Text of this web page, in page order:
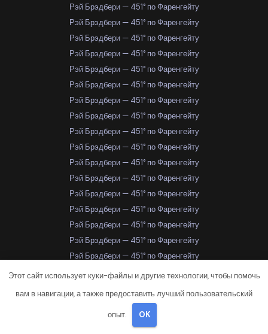
Рэй Брэдбери — 451° по Фаренгейту
Рэй Брэдбери — 451° по Фаренгейту
Рэй Брэдбери — 451° по Фаренгейту
Рэй Брэдбери — 451° по Фаренгейту
Рэй Брэдбери — 451° по Фаренгейту
Рэй Брэдбери — 451° по Фаренгейту
Рэй Брэдбери — 451° по Фаренгейту
Рэй Брэдбери — 451° по Фаренгейту
Рэй Брэдбери — 451° по Фаренгейту
Рэй Брэдбери — 451° по Фаренгейту
Рэй Брэдбери — 451° по Фаренгейту
Рэй Брэдбери — 451° по Фаренгейту
Рэй Брэдбери — 451° по Фаренгейту
Рэй Брэдбери — 451° по Фаренгейту
Рэй Брэдбери — 451° по Фаренгейту
Рэй Брэдбери — 451° по Фаренгейту
Рэй Брэдбери — 451° по Фаренгейту
Рэй Брэдбери — 451° по Фаренгейту
Рэй Брэдбери — 451° по Фаренгейту
Рэй Брэдбери — 451° по ФаренгейтуСамара
Этот сайт использует куки-файлы и другие технологии, чтобы помочь
вам в навигации, а также предоставить лучший пользовательский
опыт. OK